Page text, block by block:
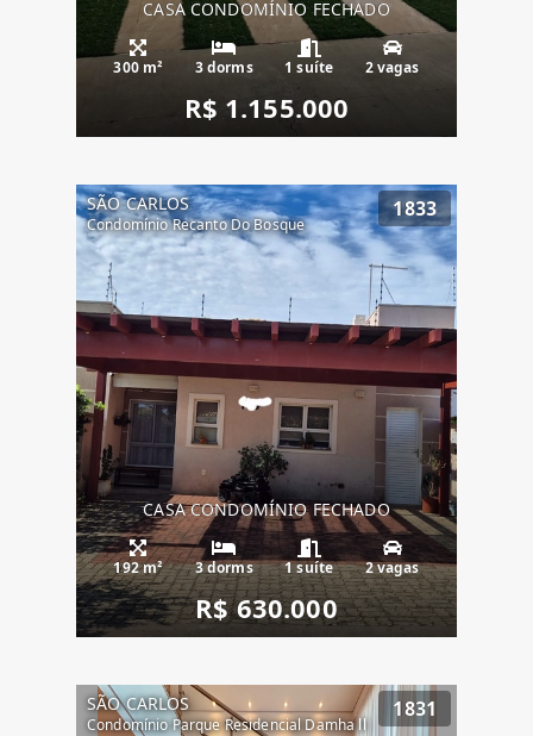
CASA CONDOMÍNIO FECHADO
300 m² 3 dorms 1 suíte 2 vagas
R$ 1.155.000
SÃO CARLOS
Condomínio Recanto Do Bosque
1833
CASA CONDOMÍNIO FECHADO
192 m² 3 dorms 1 suíte 2 vagas
R$ 630.000
SÃO CARLOS
Condomínio Parque Residencial Damha ll
1831